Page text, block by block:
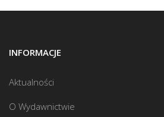
INFORMACJE
Aktualności
O Wydawnictwie